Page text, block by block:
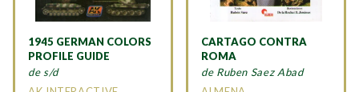
1945 GERMAN COLORS
PROFILE GUIDE
de s/d
CARTAGO CONTRA
ROMA
de Ruben Saez Abad